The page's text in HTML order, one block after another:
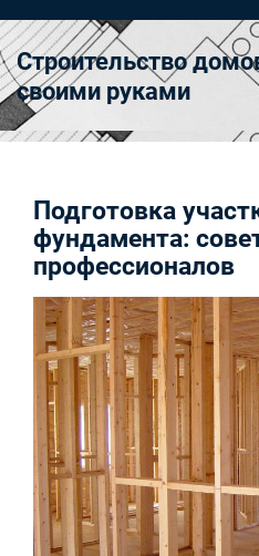
к
содержимому
Строительство
своими руками
Подготовка
фундамента:
профессионалов